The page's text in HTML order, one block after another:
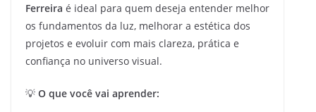
Ferreira é ideal para quem deseja entender melhor
os fundamentos da luz, melhorar a estética dos
projetos e evoluir com mais clareza, prática e
confiança no universo visual.
💡 O que você vai aprender: